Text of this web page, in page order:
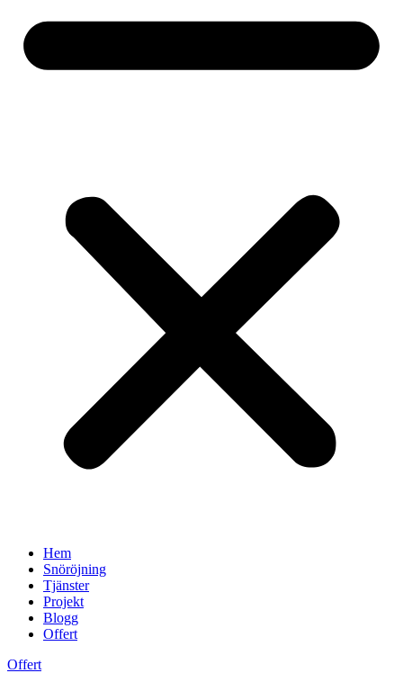
Hem
Snöröjning
Tjänster
Projekt
Blogg
Offert
Offert